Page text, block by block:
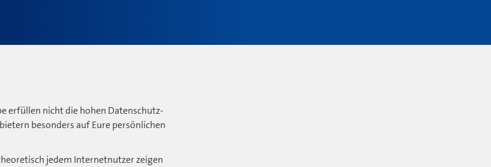
erfüllen nicht die hohen Datenschutz-
besonders auf Eure persönlichen
jedem Internetnutzer zeigen